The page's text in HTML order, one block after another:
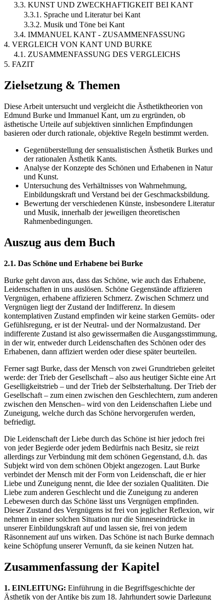
3.3. KUNST UND ZWECKHAFTIGKEIT BEI KANT
3.3.1. Sprache und Literatur bei Kant
3.3.2. Musik und Töne bei Kant
3.4. IMMANUEL KANT - ZUSAMMENFASSUNG
4. VERGLEICH VON KANT UND BURKE
4.1. ZUSAMMENFASSUNG DES VERGLEICHS
5. FAZIT
Zielsetzung & Themen
Diese Arbeit untersucht und vergleicht die Ästhetiktheorien von
Edmund Burke und Immanuel Kant, um zu ergründen, ob
ästhetische Urteile auf subjektiven sinnlichen Empfindungen
basieren oder durch rationale, objektive Regeln bestimmt werden.
Gegenüberstellung der sensualistischen Ästhetik Burkes und
der rationalen Ästhetik Kants.
Analyse der Konzepte des Schönen und Erhabenen in Natur
und Kunst.
Untersuchung des Verhältnisses von Wahrnehmung,
Einbildungskraft und Verstand bei der Geschmacksbildung.
Bewertung der verschiedenen Künste, insbesondere Literatur
und Musik, innerhalb der jeweiligen theoretischen
Rahmenbedingungen.
Auszug aus dem Buch
2.1. Das Schöne und Erhabene bei Burke
Burke geht davon aus, dass das Schöne, wie auch das Erhabene,
Leidenschaften in uns auslösen. Schöne Gegenstände affizieren
Vergnügen, erhabene affizieren Schmerz. Zwischen Schmerz und
Vergnügen liegt der Zustand der Indifferenz. In diesem
kontemplativen Zustand empfinden wir keine starken Gemüts- oder
Gefühlsregung, er ist der Neutral- und der Normalzustand. Der
indifferente Zustand ist also gewissermaßen die Ausgangsstimmung,
in der wir, entweder durch Leidenschaften des Schönen oder des
Erhabenen, dann affiziert werden oder diese später beurteilen.
Ferner sagt Burke, dass der Mensch von zwei Grundtrieben geleitet
werde: der Trieb der Gesellschaft – also aus heutiger Sichte eine Art
Geselligkeitstrieb – und der Trieb der Selbsterhaltung. Der Trieb der
Gesellschaft – zum einen zwischen den Geschlechtern, zum anderen
zwischen den Menschen– wird von den Leidenschaften Liebe und
Zuneigung, welche durch das Schöne hervorgerufen werden,
befriedigt.
Die Leidenschaft der Liebe durch das Schöne ist hier jedoch frei
von jeder Begierde oder jedem Bedürfnis nach Besitz, sie reizt
allerdings zur Verbindung mit dem schönen Gegenstand, d.h. das
Subjekt wird von dem schönen Objekt angezogen. Laut Burke
verbindet der Mensch mit der Form von Leidenschaft, die er hier
Liebe und Zuneigung nennt, die Idee der sozialen Qualitäten. Die
Liebe zum anderen Geschlecht und die Zuneigung zu anderen
Lebewesen durch das Schöne lässt uns Vergnügen empfinden.
Dieser Zustand des Vergnügens ist frei von jeglicher Reflexion, wir
nehmen in einer solchen Situation nur die Sinneseindrücke in
unserer Einbildungskraft auf und lassen sie, frei von jedem
Räsonnement auf uns wirken. Das Schöne ist nach Burke demnach
keine Schöpfung unserer Vernunft, da sie keinen Nutzen hat.
Zusammenfassung der Kapitel
1. EINLEITUNG: Einführung in die Begriffsgeschichte der
Ästhetik von der Antike bis zum 18. Jahrhundert sowie Darlegung